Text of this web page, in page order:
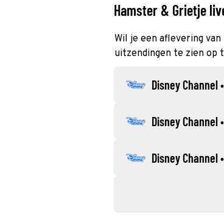
Hamster & Grietje
Wil je een aflevering
uitzendingen te zien op
Disney Channel•
Disney Channel•
Disney Channel•